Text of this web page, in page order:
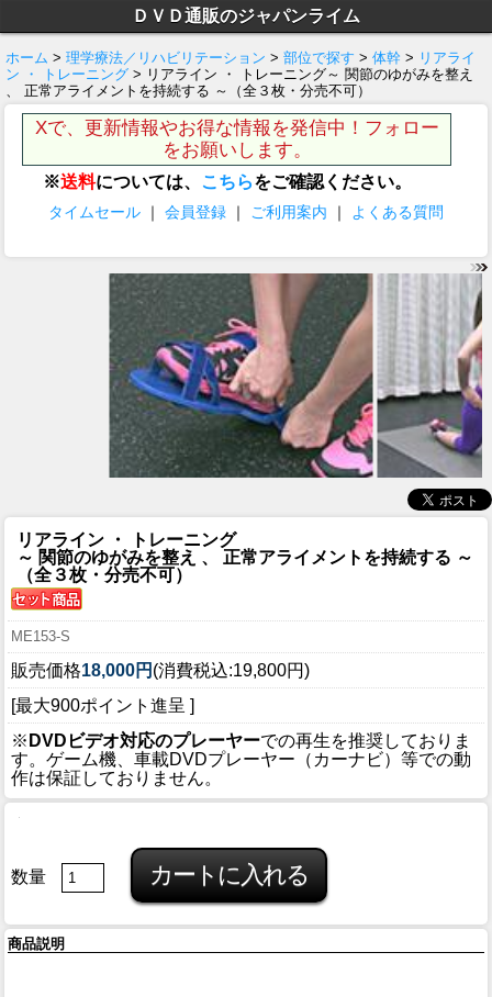
ＤＶＤ通販のジャパンライム
ホーム > 理学療法／リハビリテーション > 部位で探す > 体幹 > リアライ
ン ・ トレーニング > リアライン ・ トレーニング～ 関節のゆがみを整え
、 正常アライメントを持続する ～（全３枚・分売不可）
Xで、更新情報やお得な情報を発信中！フォロー
をお願いします。
※送料については、 こちらをご確認ください。
タイムセール ｜ 会員登録 ｜ ご利用案内 ｜ よくある質問
リアライン ・ トレーニング
～ 関節のゆがみを整え 、 正常アライメントを持続する ～
（全３枚・分売不可）
ME153-S
販売価格18,000円 (消費税込:19,800円)
[最大900ポイント進呈 ]
※ DVDビデオ対応のプレーヤーでの再生を推奨しておりま
す。ゲーム機、車載DVDプレーヤー（カーナビ）等での動
作は保証しておりません。
数量
商品説明